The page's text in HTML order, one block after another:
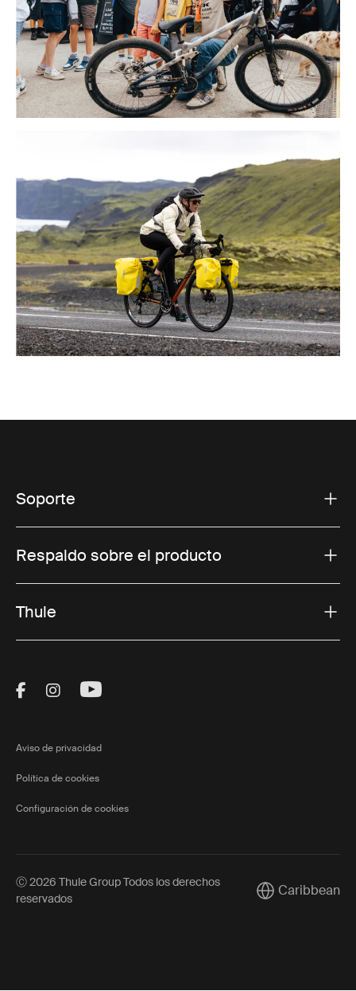
Soporte
Respaldo sobre el producto
Thule
Visit Thule on Facebook (external link)
Visit Thule on Instagram (external link)
Visit Thule on Youtube (external
Aviso de privacidad
Política de cookies
Configuración de cookies
Ⓒ 2026 Thule Group Todos los derechos
reservados
Current market/
Caribbean